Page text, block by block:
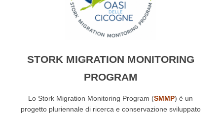
STORK MIGRATION MONITORING
PROGRAM
Lo Stork Migration Monitoring Program (SMMP) è un
progetto pluriennale di ricerca e conservazione sviluppato